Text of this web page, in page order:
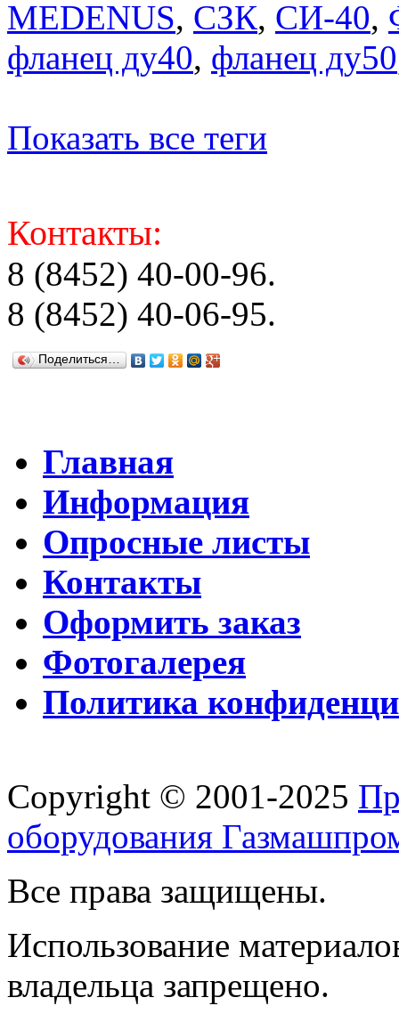
MEDENUS, СЗК, СИ-40,
фланец ду40, фланец ду50
Показать все теги
Контакты:
8 (8452) 40-00-96.
8 (8452) 40-06-95.
Поделиться…
Главная
Информация
Опросные листы
Контакты
Оформить заказ
Фотогалерея
Политика
Copyright © 2001-2025
оборудования
Все права защищены.
Использование
владельца запрещено.